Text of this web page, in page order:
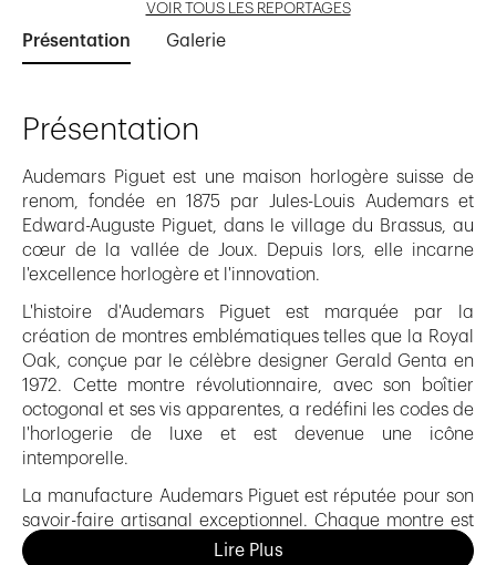
VOIR TOUS LES REPORTAGES
Présentation Galerie
Présentation
Audemars Piguet est une maison horlogère suisse de
renom, fondée en 1875 par Jules-Louis Audemars et
Edward-Auguste Piguet, dans le village du Brassus, au
cœur de la vallée de Joux. Depuis lors, elle incarne
l'excellence horlogère et l'innovation.
L'histoire d'Audemars Piguet est marquée par la
création de montres emblématiques telles que la Royal
Oak, conçue par le célèbre designer Gerald Genta en
1972. Cette montre révolutionnaire, avec son boîtier
octogonal et ses vis apparentes, a redéfini les codes de
l'horlogerie de luxe et est devenue une icône
intemporelle.
La manufacture Audemars Piguet est réputée pour son
savoir-faire artisanal exceptionnel. Chaque montre est
assemblée à la main par des artisans hautement
Lire Plus